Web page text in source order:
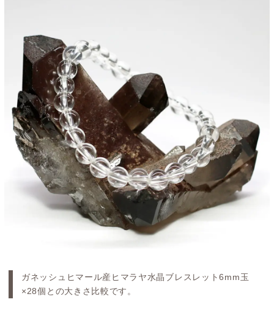
ガネッシュヒマール産ヒマラヤ水晶ブレスレット6mm玉
×28個との大きさ比較です。